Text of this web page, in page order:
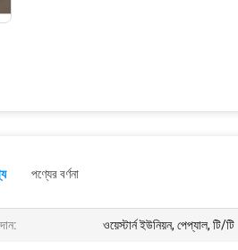
পণ্যের বর্ণনা
ওয়েস্টার্ন ইউনিয়ন, পেপ্যাল, টি/টি